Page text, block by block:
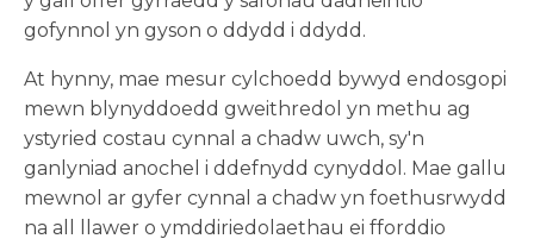
gofynnol yn gyson o ddydd i ddydd.
At hynny, mae mesur cylchoedd bywyd endosgopi
mewn blynyddoedd gweithredol yn methu ag
ystyried costau cynnal a chadw uwch, sy'n
ganlyniad anochel i ddefnydd cynyddol. Mae gallu
mewnol ar gyfer cynnal a chadw yn foethusrwydd
na all llawer o ymddiriedolaethau ei fforddio